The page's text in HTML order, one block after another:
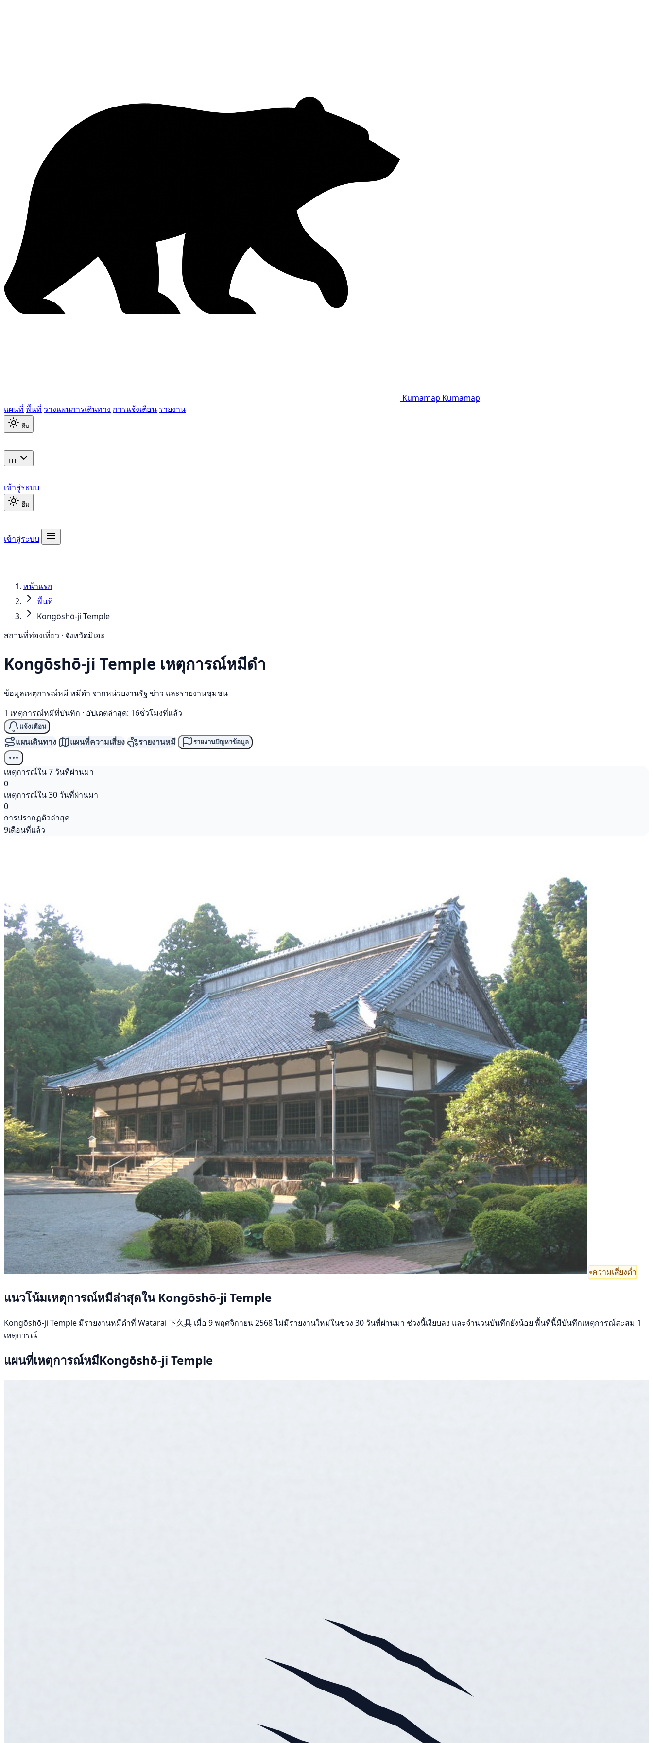
Kumamap Kumamap
แผนที่ พื้นที่ วางแผนการเดินทาง การแจ้งเตือน รายงาน
ธีม
TH
เข้าสู่ระบบ
ธีม
เข้าสู่ระบบ
หน้าแรก
พื้นที่
Kongōshō-ji Temple
สถานที่ท่องเที่ยว · จังหวัดมิเอะ
Kongōshō-ji Temple เหตุการณ์หมีดำ
ข้อมูลเหตุการณ์หมี หมีดำ จากหน่วยงานรัฐ ข่าว และรายงานชุมชน
1 เหตุการณ์หมีที่บันทึก · อัปเดตล่าสุด: 16ชั่วโมงที่แล้ว
แจ้งเตือน
แผนเดินทาง แผนที่ความเสี่ยง รายงานหมี รายงานปัญหาข้อมูล
เหตุการณ์ใน 7 วันที่ผ่านมา
0
เหตุการณ์ใน 30 วันที่ผ่านมา
0
การปรากฏตัวล่าสุด
9เดือนที่แล้ว
ความเสี่ยงต่ำ
แนวโน้มเหตุการณ์หมีล่าสุดใน Kongōshō-ji Temple
Kongōshō-ji Temple มีรายงานหมีดำที่ Watarai 下久具 เมื่อ 9 พฤศจิกายน 2568 ไม่มีรายงานใหม่ในช่วง 30 วันที่ผ่านมา ช่วงนี้เงียบลง และจำนวนบันทึกยังน้อย พื้นที่นี้มีบันทึกเหตุการณ์สะสม 1
เหตุการณ์
แผนที่เหตุการณ์หมีKongōshō-ji Temple